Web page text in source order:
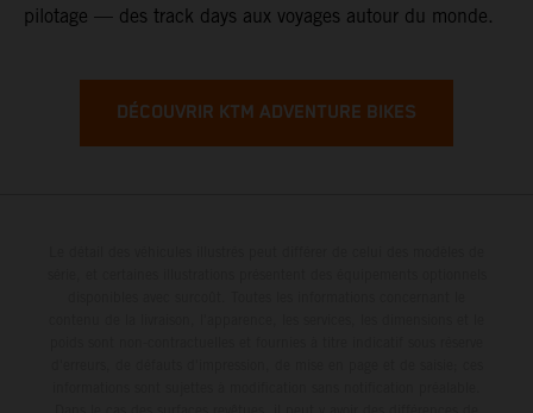
pilotage — des track days aux voyages autour du monde.
DÉCOUVRIR KTM ADVENTURE BIKES